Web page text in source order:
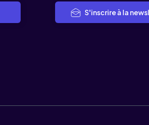
S'inscrire à la